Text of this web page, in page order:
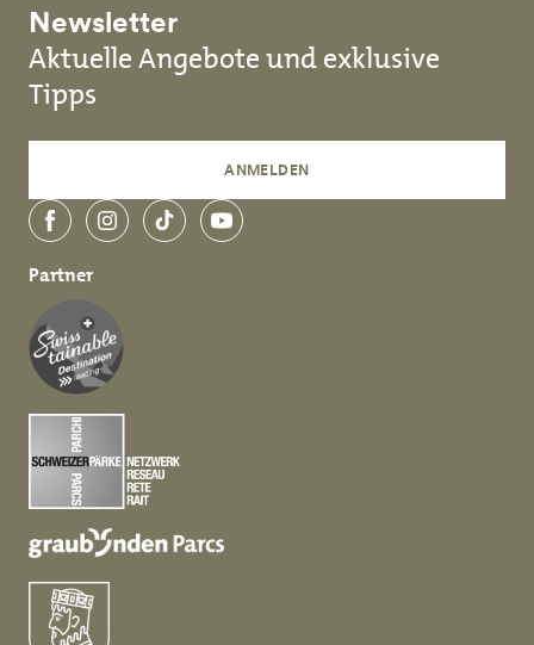
Newsletter
Aktuelle Angebote und exklusive
Tipps
ANMELDEN
FacebookInstagramTikTokYouTube
Partner